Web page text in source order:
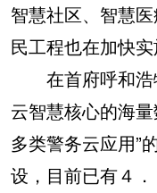
智慧社区、智慧
民工程也在加快实
在首府呼和浩
云智慧核心的海
多类警务云应用”
设，目前已有４